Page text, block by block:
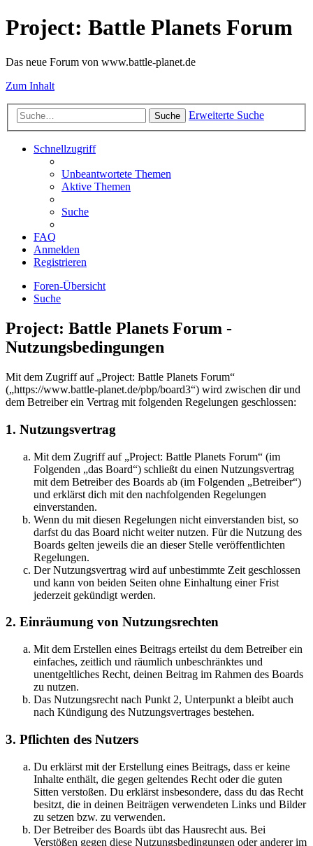
Project: Battle Planets Forum
Das neue Forum von www.battle-planet.de
Zum Inhalt
Suche Erweiterte Suche
Schnellzugriff
Unbeantwortete Themen
Aktive Themen
Suche
FAQ
Anmelden
Registrieren
Foren-Übersicht
Suche
Project: Battle Planets Forum -
Nutzungsbedingungen
Mit dem Zugriff auf „Project: Battle Planets Forum“
(„https://www.battle-planet.de/pbp/board3“) wird zwischen dir und
dem Betreiber ein Vertrag mit folgenden Regelungen geschlossen:
1. Nutzungsvertrag
Mit dem Zugriff auf „Project: Battle Planets Forum“ (im
Folgenden „das Board“) schließt du einen Nutzungsvertrag
mit dem Betreiber des Boards ab (im Folgenden „Betreiber“)
und erklärst dich mit den nachfolgenden Regelungen
einverstanden.
Wenn du mit diesen Regelungen nicht einverstanden bist, so
darfst du das Board nicht weiter nutzen. Für die Nutzung des
Boards gelten jeweils die an dieser Stelle veröffentlichten
Regelungen.
Der Nutzungsvertrag wird auf unbestimmte Zeit geschlossen
und kann von beiden Seiten ohne Einhaltung einer Frist
jederzeit gekündigt werden.
2. Einräumung von Nutzungsrechten
Mit dem Erstellen eines Beitrags erteilst du dem Betreiber ein
einfaches, zeitlich und räumlich unbeschränktes und
unentgeltliches Recht, deinen Beitrag im Rahmen des Boards
zu nutzen.
Das Nutzungsrecht nach Punkt 2, Unterpunkt a bleibt auch
nach Kündigung des Nutzungsvertrages bestehen.
3. Pflichten des Nutzers
Du erklärst mit der Erstellung eines Beitrags, dass er keine
Inhalte enthält, die gegen geltendes Recht oder die guten
Sitten verstoßen. Du erklärst insbesondere, dass du das Recht
besitzt, die in deinen Beiträgen verwendeten Links und Bilder
zu setzen bzw. zu verwenden.
Der Betreiber des Boards übt das Hausrecht aus. Bei
Verstößen gegen diese Nutzungsbedingungen oder anderer im